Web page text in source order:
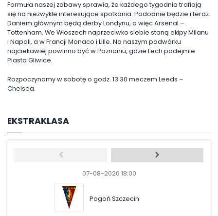
EKSTRAKLASA
07-08-2026 18:00
Pogoń Szczecin
Formuła naszej zabawy sprawia, że każdego tygodnia trafiają
się na niezwykle interesujące spotkania. Podobnie będzie i teraz.
Daniem głównym będą derby Londynu, a więc Arsenal –
Tottenham. We Włoszech naprzeciwko siebie staną ekipy Milanu
i Napoli, a w Francji Monaco i Lille. Na naszym podwórku
najciekawiej powinno być w Poznaniu, gdzie Lech podejmie
Piasta Gliwice.
Rozpoczynamy w sobotę o godz. 13:30 meczem Leeds –
Chelsea.